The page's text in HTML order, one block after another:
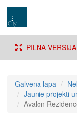
PILNĀ VERSIJA
Galvenā lapa
Jaunie projekti
Avalon